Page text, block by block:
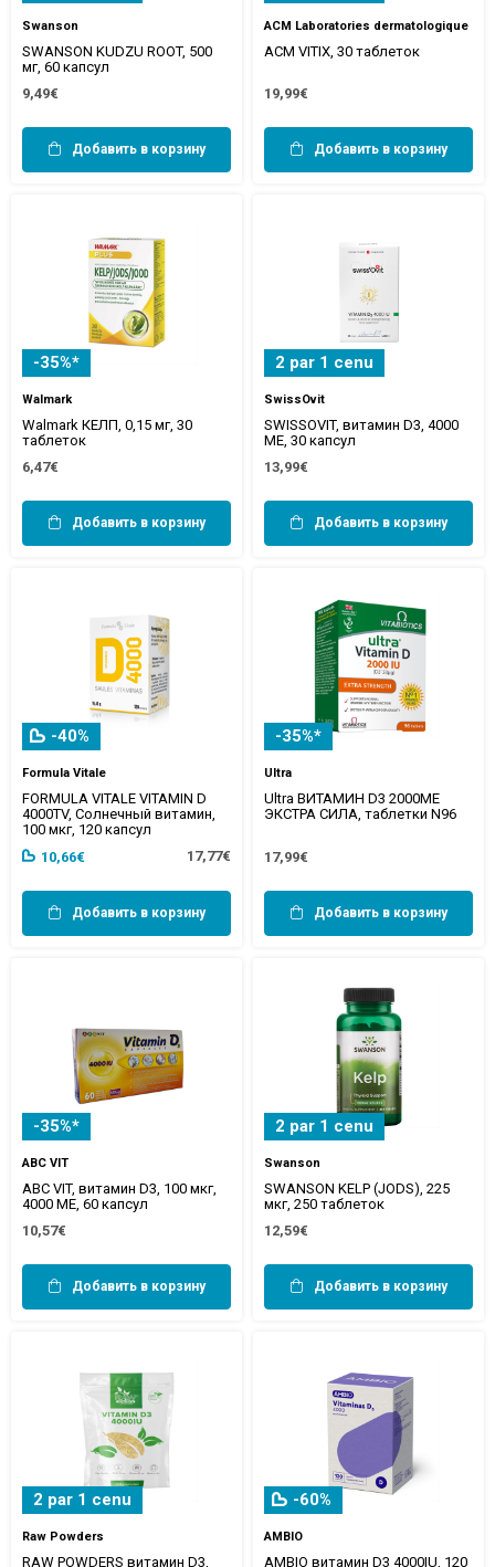
Swanson
SWANSON KUDZU ROOT, 500
мг, 60 капсул
9,49€
Добавить в корзину
ACM Laboratories dermatologique
ACM VITIX, 30 таблеток
19,99€
Добавить в корзину
-35%*
Walmark
Walmark КЕЛП, 0,15 мг, 30
таблеток
6,47€
Добавить в корзину
2 par 1 cenu
SwissOvit
SWISSOVIT, витамин D3, 4000
МЕ, 30 капсул
13,99€
Добавить в корзину
-40%
Formula Vitale
FORMULA VITALE VITAMIN D
4000TV, Солнечный витамин,
100 мкг, 120 капсул
10,66€
17,77€
Добавить в корзину
-35%*
Ultra
Ultra ВИТАМИН D3 2000МЕ
ЭКСТРА СИЛА, таблетки N96
17,99€
Добавить в корзину
-35%*
ABC VIT
ABC VIT, витамин D3, 100 мкг,
4000 МЕ, 60 капсул
10,57€
Добавить в корзину
2 par 1 cenu
Swanson
SWANSON KELP (JODS), 225
мкг, 250 таблеток
12,59€
Добавить в корзину
2 par 1 cenu
Raw Powders
RAW POWDERS витамин D3,
-60%
AMBIO
AMBIO витамин D3 4000IU, 120